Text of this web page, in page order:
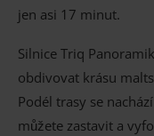
jen asi 17 minut.
Silnice Triq
obdivovat krásu
Podél trasy se
můžete zastavit a